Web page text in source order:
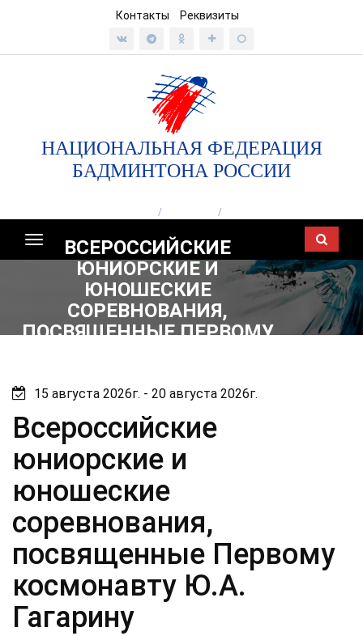
Контакты Реквизиты
НАЦИОНАЛЬНАЯ ФЕДЕРАЦИЯ
БАДМИНТОНА РОССИИ
Показать/
скрыть
навигацию
/ /
ВСЕРОССИЙСКИЕ
ЮНИОРСКИЕ И
ЮНОШЕСКИЕ
СОРЕВНОВАНИЯ,
ПОСВЯЩЕННЫЕ ПЕРВОМУ
15 августа 2026г. - 20 августа 2026г.
Всероссийские
юниорские и
юношеские
соревнования,
посвященные Первому
космонавту Ю.А.
Гагарину